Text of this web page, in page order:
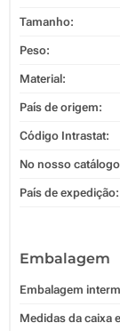
Tamanho:
Peso:
Material:
País de origem:
Código Intrastat:
No nosso
País de expedição:
Embalagem
Embalagem
Medidas da caixa